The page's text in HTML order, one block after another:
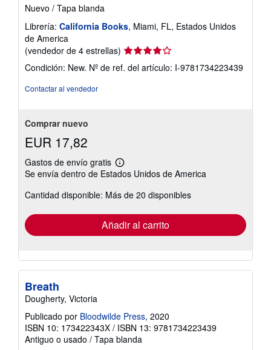
Nuevo / Tapa blanda
Librería: California Books, Miami, FL, Estados Unidos
de America
(vendedor de 4 estrellas) Calificación
del
vendedor:
Condición: New. Nº de ref. del artículo: I-9781734223439
Contactar al vendedor
Comprar nuevo
EUR 17,82
Gastos de envío gratis
Más
información
las
envío
Se envía dentro de Estados Unidos de America
Cantidad disponible: Más de 20 disponibles
Añadir al carrito
Breath
Dougherty, Victoria
Publicado por Bloodwilde Press, 2020
ISBN 10: 173422343X / ISBN 13: 9781734223439
Antiguo o usado / Tapa blanda